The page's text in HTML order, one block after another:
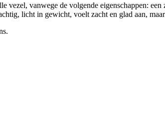
vezel, vanwege de volgende eigenschappen:
licht in gewicht, voelt zacht en glad aan,